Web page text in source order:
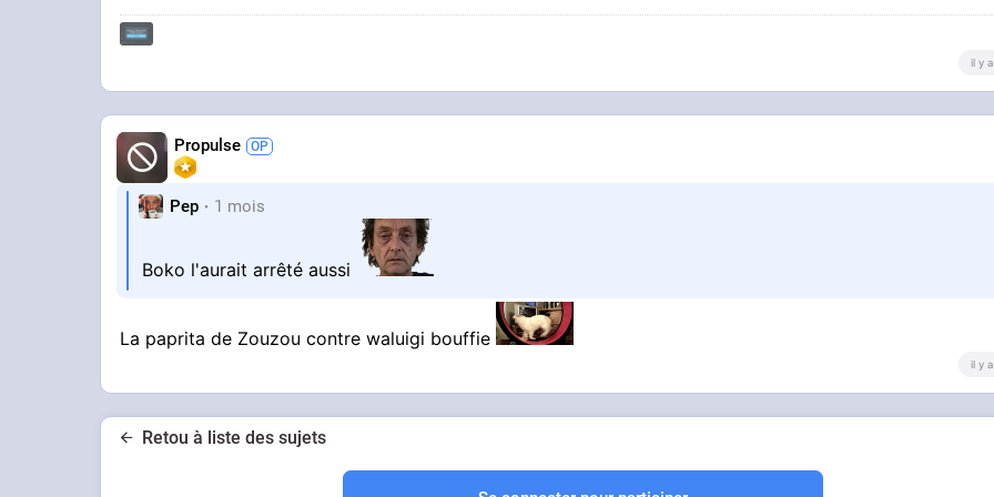
il y
Propulse
Pep 1 mois
Boko l'aurait arrêté aussi
La paprita de Zouzou contre waluigi bouffie
il y
Retou à liste des sujets